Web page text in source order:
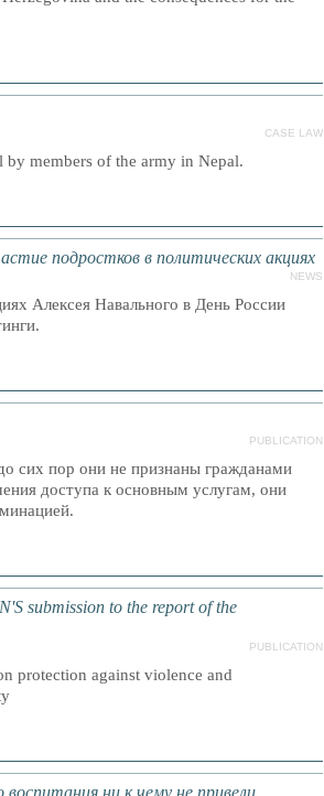
CASE LAW
members of the army in Nepal.
подростков в политических акциях
NEWS
Алексея Навального в День России
PUBLICATION
сих пор они не признаны гражданами
доступа к основным услугам, они
submission to the report of the
PUBLICATION
protection against violence and
ни к чему не привели